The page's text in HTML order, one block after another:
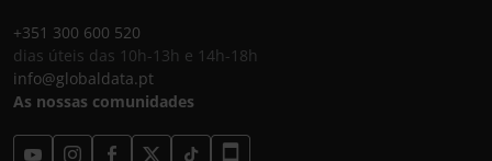
+351 300 600 520
dias úteis das 10h-13h e 14h-18h
info@globaldata.pt
As nossas comunidades